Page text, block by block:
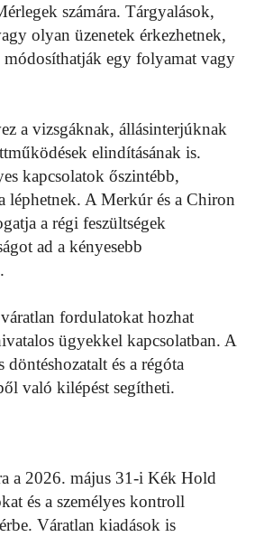
számára. Tárgyalások,
olyan üzenetek érkezhetnek,
módosíthatják egy folyamat vagy
a vizsgáknak, állásinterjúknak
elindításának is.
kapcsolatok őszintébb,
léphetnek. A Merkúr és a Chiron
a régi feszültségek
ad a kényesebb
fordulatokat hozhat
ügyekkel kapcsolatban. A
és a régóta
való kilépést segítheti.
a 2026. május 31-i Kék Hold
és a személyes kontroll
Váratlan kiadások is